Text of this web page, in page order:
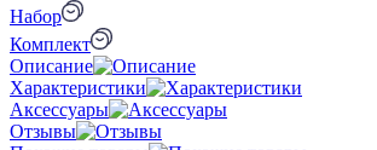
Набор
Комплект
Описание
Характеристики
Аксессуары
Отзывы